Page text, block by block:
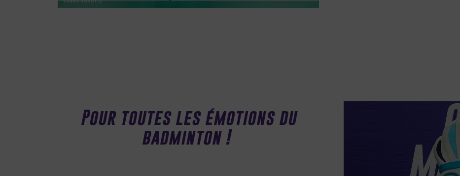
Pour toutes les émotions du
badminton!